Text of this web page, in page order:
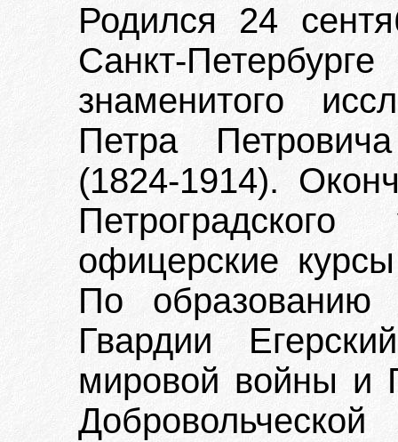
Родился 24
Санкт-
знаменитого
Петра
(1824-1914).
офицерские
По
Гвардии
мировой войны и